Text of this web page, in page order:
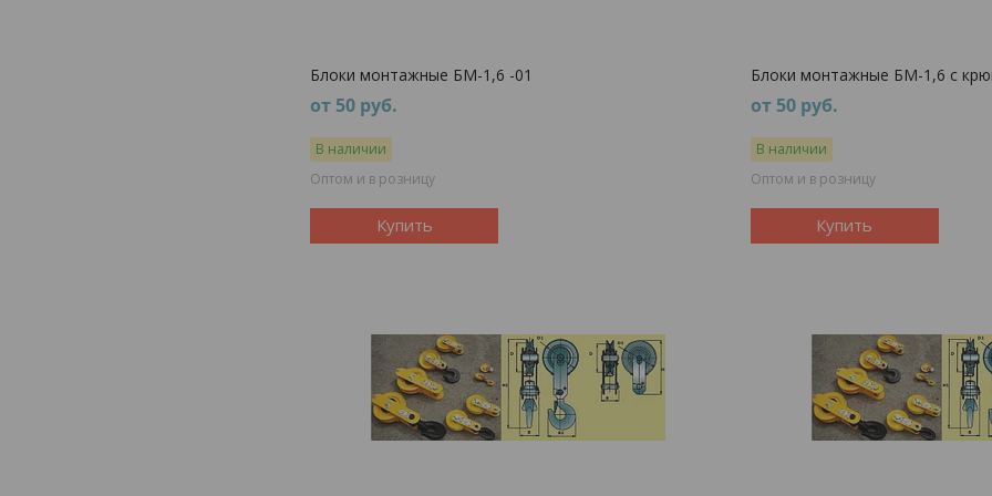
Блоки монтажные БМ-1,6 -01
от 50 руб.
В наличии
Оптом и в розницу
Купить
Блоки монтажные БМ-1,6 с
от 50 руб.
В наличии
Оптом и в розницу
Купить